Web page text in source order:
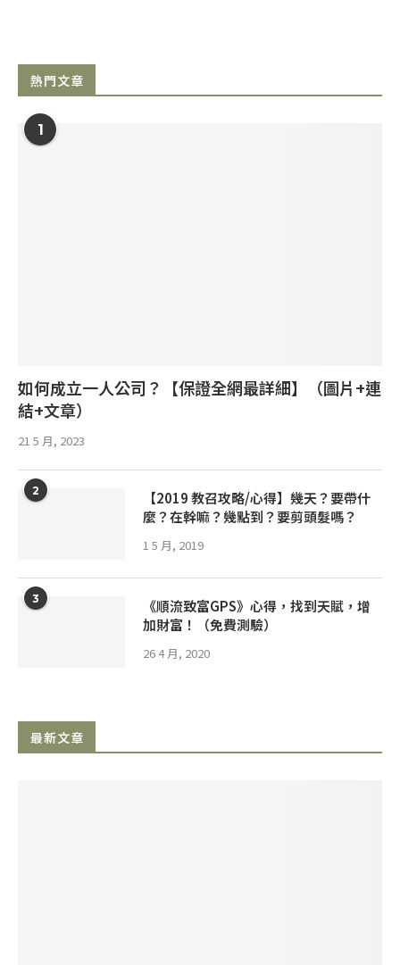
熱門文章
1
如何成立一人公司？【保證全網最詳細】（圖片+連
結+文章）
21 5 月, 2023
2
【2019 教召攻略/心得】幾天？要帶什
麼？在幹嘛？幾點到？要剪頭髮嗎？
1 5 月, 2019
3
《順流致富GPS》心得，找到天賦，增
加財富！（免費測驗）
26 4 月, 2020
最新文章